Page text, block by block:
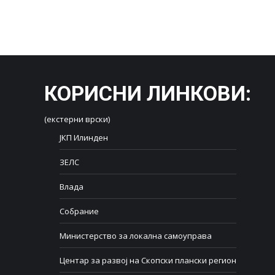
КОРИСНИ ЛИНКОВИ:
(екстерни врски)
ЈКП Илинден
ЗЕЛС
Влада
Собрание
Министерство за локална самоуправа
Центар за развој на Скопски плански регион